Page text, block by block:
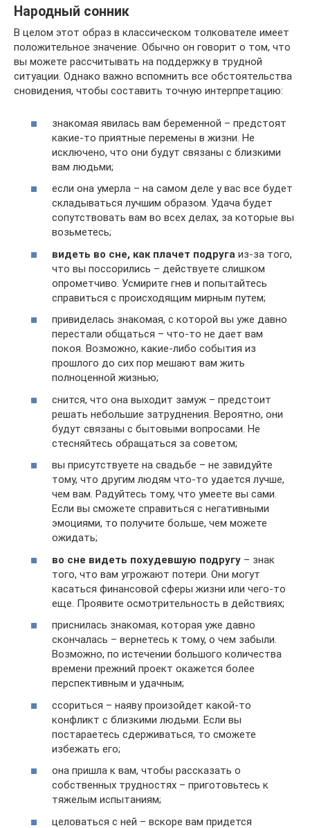
Народный сонник
В целом этот образ в классическом толкователе имеет
положительное значение. Обычно он говорит о том, что
вы можете рассчитывать на поддержку в трудной
ситуации. Однако важно вспомнить все обстоятельства
сновидения, чтобы составить точную интерпретацию:
знакомая явилась вам беременной – предстоят
какие-то приятные перемены в жизни. Не
исключено, что они будут связаны с близкими
вам людьми;
если она умерла – на самом деле у вас все будет
складываться лучшим образом. Удача будет
сопутствовать вам во всех делах, за которые вы
возьметесь;
видеть во сне, как плачет подруга из-за того,
что вы поссорились – действуете слишком
опрометчиво. Усмирите гнев и попытайтесь
справиться с происходящим мирным путем;
привиделась знакомая, с которой вы уже давно
перестали общаться – что-то не дает вам
покоя. Возможно, какие-либо события из
прошлого до сих пор мешают вам жить
полноценной жизнью;
снится, что она выходит замуж – предстоит
решать небольшие затруднения. Вероятно, они
будут связаны с бытовыми вопросами. Не
стесняйтесь обращаться за советом;
вы присутствуете на свадьбе – не завидуйте
тому, что другим людям что-то удается лучше,
чем вам. Радуйтесь тому, что умеете вы сами.
Если вы сможете справиться с негативными
эмоциями, то получите больше, чем можете
ожидать;
во сне видеть похудевшую подругу – знак
того, что вам угрожают потери. Они могут
касаться финансовой сферы жизни или чего-то
еще. Проявите осмотрительность в действиях;
приснилась знакомая, которая уже давно
скончалась – вернетесь к тому, о чем забыли.
Возможно, по истечении большого количества
времени прежний проект окажется более
перспективным и удачным;
ссориться – наяву произойдет какой-то
конфликт с близкими людьми. Если вы
постараетесь сдерживаться, то сможете
избежать его;
она пришла к вам, чтобы рассказать о
собственных трудностях – приготовьтесь к
тяжелым испытаниям;
целоваться с ней – вскоре вам придется